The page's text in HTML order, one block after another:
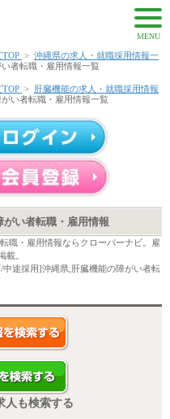
MENU
> 沖縄県の求人・就職採用情報一
者転職・雇用情報一覧
> 肝臓機能の求人・就職採用情報
い者転職・雇用情報一覧
い者転職・雇用情報
職・雇用情報ならクローバーナビ。雇
載。
中途採用]沖縄県,肝臓機能の障がい者転
人も検索する